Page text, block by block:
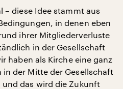
– diese Idee stammt aus
in denen eben
ihrer Mitgliederverluste
in der Gesellschaft
haben als Kirche eine ganz
der Mitte der Gesellschaft
das wird die Zukunft